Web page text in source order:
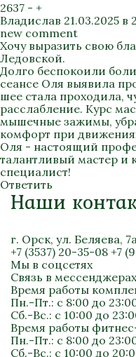
2637 - +
Владислав 21.03.2025 в
new comment
Хочу выразить свою
Ледовской.
Долго беспокоили
сеансе Оля выявила
шее стала проходила,
расслабление. Курс
мышечные зажимы,
комфорт при
Оля - настоящий
талантливый мастер
специалист!
Ответить
Наши
г. Орск, ул. Беляева,
+7 (3537) 20-35-08 +7
Мы в соцсетях
Связь в мессенджерах
Время работы
Пн.-Пт.: с 8:00 до
Сб.-Вс.: с 10:00 до
Время работы
Пн.-Пт.: с 8:00 до
Сб.-Вс.: с 10:00 до